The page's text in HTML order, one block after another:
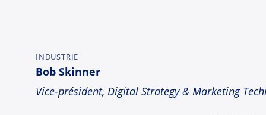
INDUSTRIE
Bob Skinner
Vice-président, Digital Strategy & Marketing